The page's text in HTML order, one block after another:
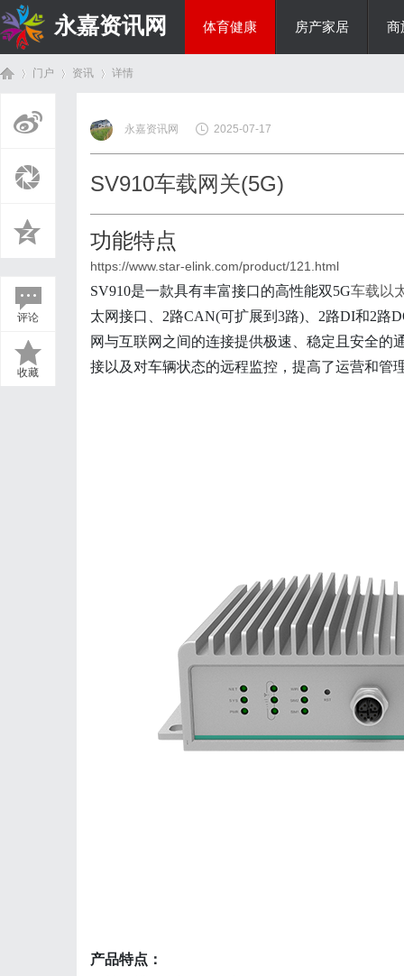
永嘉资讯网 体育健康 房产家居 商
门户 资讯
›
详情
评论
收藏
永嘉资讯网 2025-07-17
SV910车载网关(5G)
功能特点
https://www.star-elink.com/product/121.html
SV910是一款具有丰富接口的高性能双5G车载以
太网接口、2路CAN(可扩展到3路)、2路DI和2路
网与互联网之间的连接提供极速、稳定且安全的
接以及对车辆状态的远程监控，提高了运营和管
产品特点：